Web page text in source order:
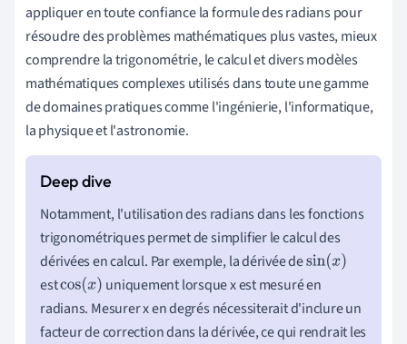
appliquer en toute confiance la formule des radians pour
résoudre des problèmes mathématiques plus vastes, mieux
comprendre la trigonométrie, le calcul et divers modèles
mathématiques complexes utilisés dans toute une gamme
de domaines pratiques comme l'ingénierie, l'informatique,
la physique et l'astronomie.
Notamment, l'utilisation des radians dans les fonctions
trigonométriques permet de simplifier le calcul des
dérivées en calcul. Par exemple, la dérivée desin(x)
estcos(x) uniquement lorsque x est mesuré en
radians. Mesurer x en degrés nécessiterait d'inclure un
facteur de correction dans la dérivée, ce qui rendrait les